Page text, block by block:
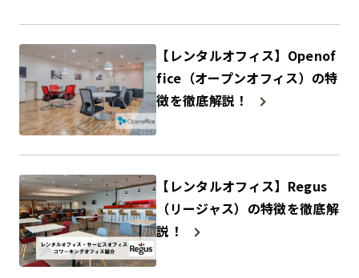
【レンタルオフィス】Openof
fice（オープンオフィス）の特
徴を徹底解説！
【レンタルオフィス】Regus
（リージャス）の特徴を徹底解
説！